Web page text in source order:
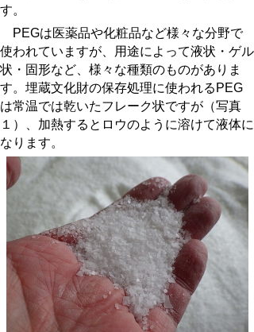
す。
PEGは医薬品や化粧品など様々な分野で
使われていますが、用途によって液状・ゲル
状・固形など、様々な種類のものがありま
す。埋蔵文化財の保存処理に使われる PEG
は常温では乾いたフレーク状ですが（写真
１）、加熱するとロウのように溶けて液体に
なります。